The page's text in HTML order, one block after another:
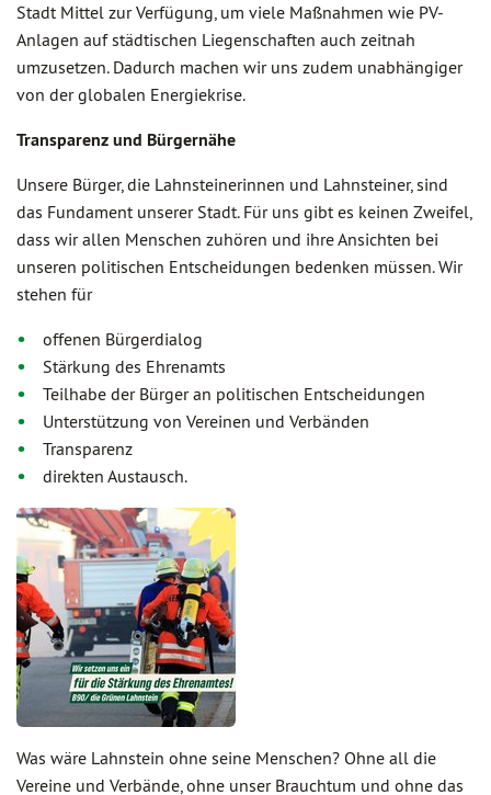
Stadt Mittel zur Verfügung, um viele Maßnahmen wie PV-
Anlagen auf städtischen Liegenschaften auch zeitnah
umzusetzen. Dadurch machen wir uns zudem unabhängiger
von der globalen Energiekrise.
Transparenz und Bürgernähe
Unsere Bürger, die Lahnsteinerinnen und Lahnsteiner, sind
das Fundament unserer Stadt. Für uns gibt es keinen Zweifel,
dass wir allen Menschen zuhören und ihre Ansichten bei
unseren politischen Entscheidungen bedenken müssen. Wir
stehen für
offenen Bürgerdialog
Stärkung des Ehrenamts
Teilhabe der Bürger an politischen Entscheidungen
Unterstützung von Vereinen und Verbänden
Transparenz
direkten Austausch.
Was wäre Lahnstein ohne seine Menschen? Ohne all die
Vereine und Verbände, ohne unser Brauchtum und ohne das